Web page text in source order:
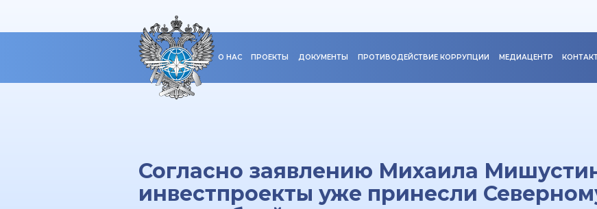
О НАС ПРОЕКТЫ ДОКУМЕНТЫ ПРОТИВОДЕЙСТВИЕ КОРРУПЦИИ МЕДИАЦЕНТР
Согласно заявлению Михаила
инвестпроекты уже принесли